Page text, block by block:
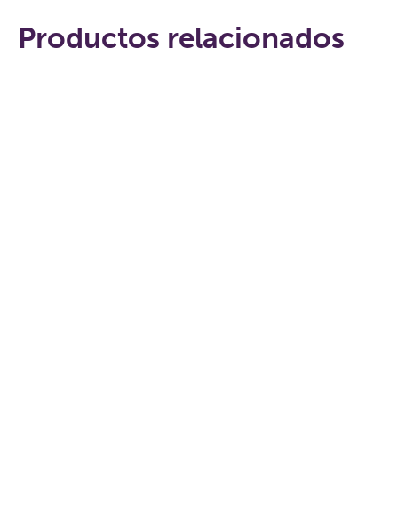
Productos relacionados